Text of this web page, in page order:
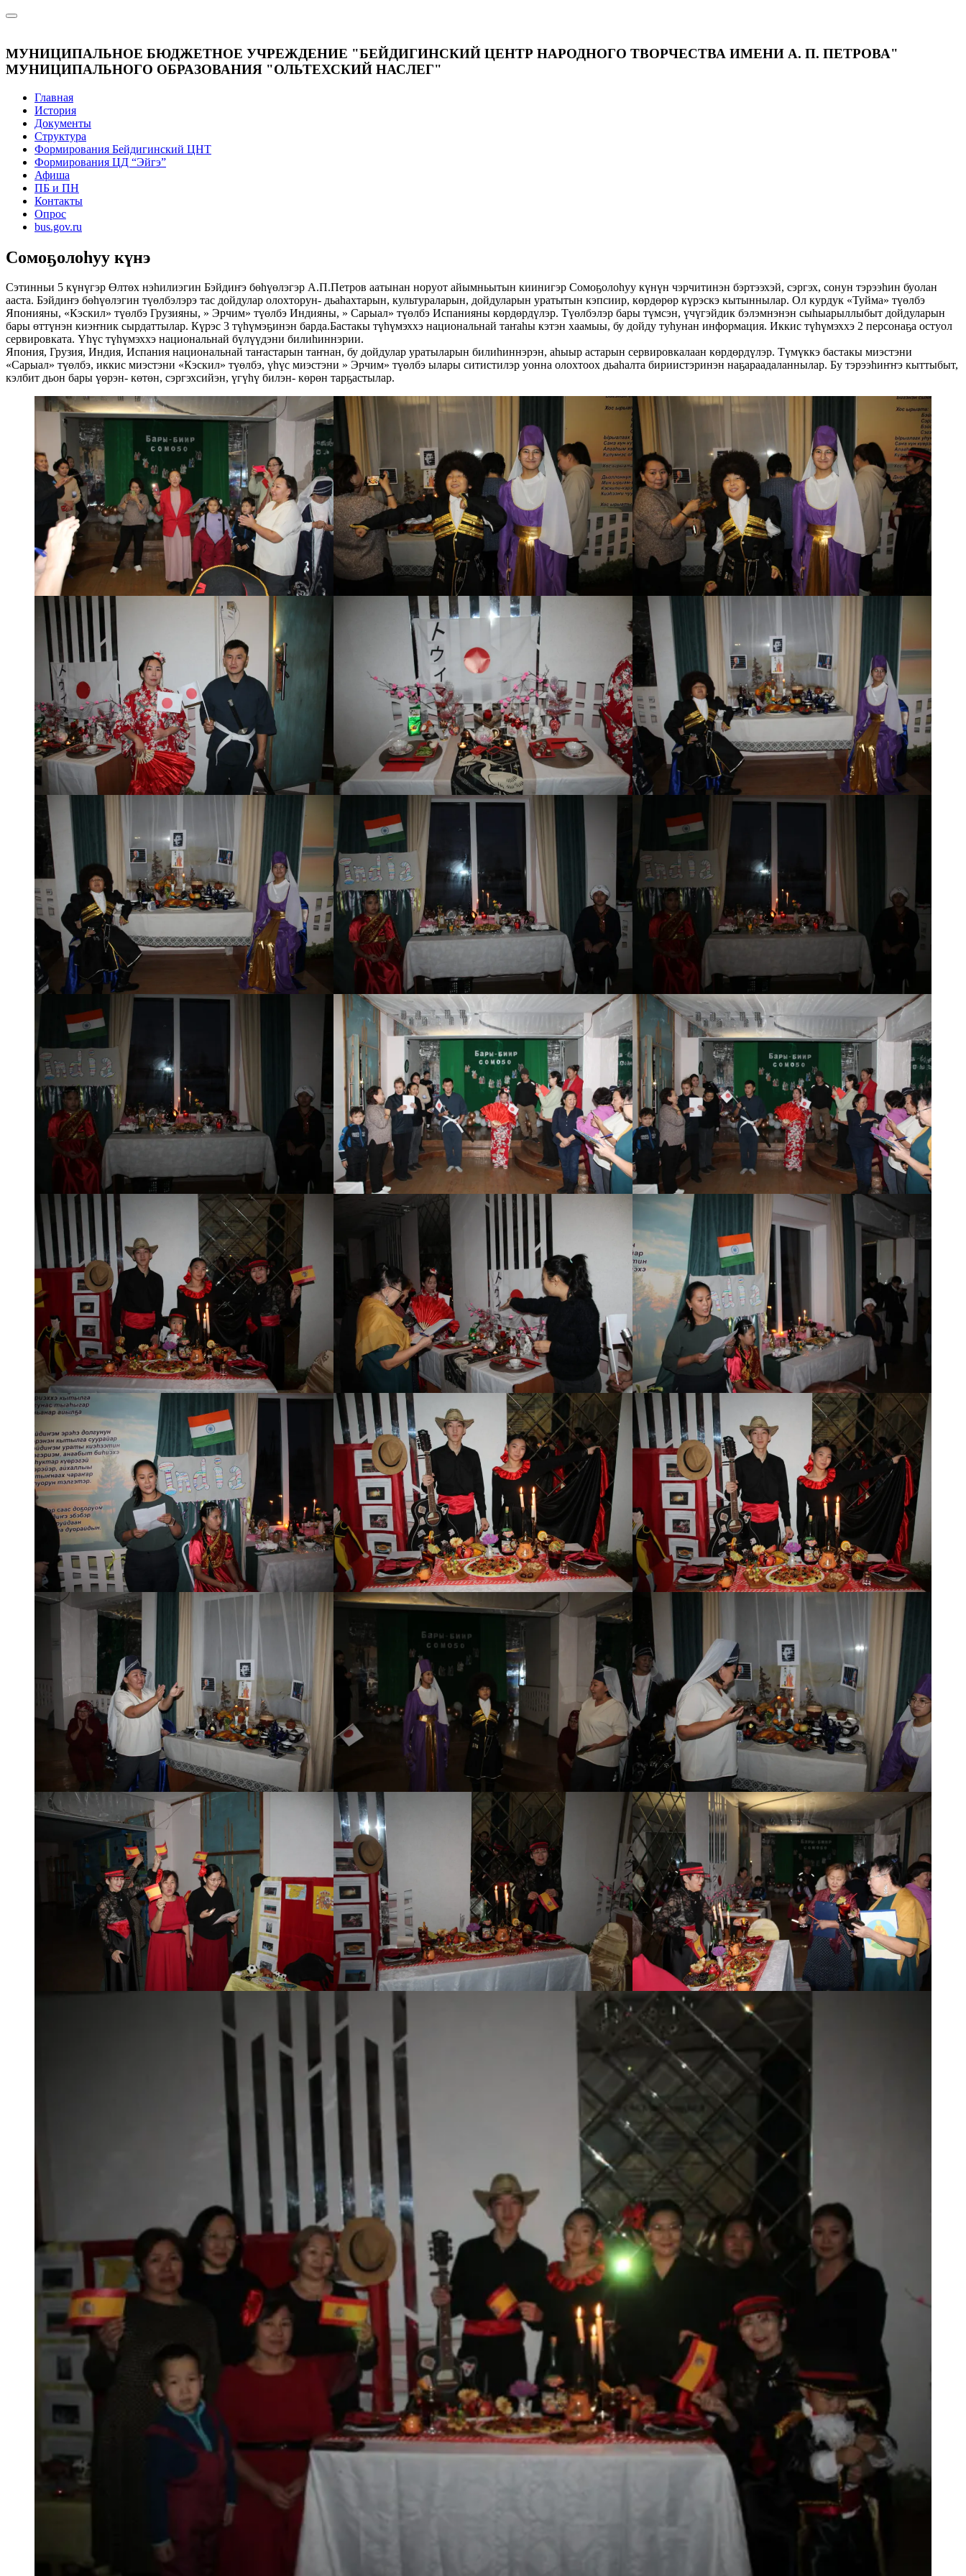
МУНИЦИПАЛЬНОЕ БЮДЖЕТНОЕ УЧРЕЖДЕНИЕ "БЕЙДИГИНСКИЙ ЦЕНТР НАРОДНОГО ТВОРЧЕСТВА ИМЕНИ А. П. ПЕТРОВА"
МУНИЦИПАЛЬНОГО ОБРАЗОВАНИЯ "ОЛЬТЕХСКИЙ НАСЛЕГ"
Главная
История
Документы
Структура
Формирования Бейдигинский ЦНТ
Формирования ЦД “Эйгэ”
Афиша
ПБ и ПН
Контакты
Опрос
bus.gov.ru
Сомоҕолоһуу күнэ
Сэтинньи 5 күнүгэр Өлтөх нэһилиэгин Бэйдиҥэ бөһүөлэгэр А.П.Петров аатынан норуот айымньытын киинигэр Сомоҕолоһуу күнүн чэрчитинэн бэртээхэй, сэргэх, сонун тэрээһин буолан
ааста. Бэйдиҥэ бөһүөлэгин түөлбэлэрэ тас дойдулар олохторун- дьаһахтарын, культураларын, дойдуларын уратытын кэпсиир, көрдөрөр күрэскэ кытыннылар. Ол курдук «Туйма» түөлбэ
Японияны, «Кэскил» түөлбэ Грузияны, » Эрчим» түөлбэ Индияны, » Сарыал» түөлбэ Испанияны көрдөрдүлэр. Түөлбэлэр бары түмсэн, үчүгэйдик бэлэмнэнэн сыһыарыллыбыт дойдуларын
бары өттүнэн киэҥник сырдаттылар. Күрэс 3 түһүмэҕинэн барда.Бастакы түһүмэххэ национальнай таҥаһы кэтэн хаамыы, бу дойду туһунан информация. Иккис түһүмэххэ 2 персонаҕа остуол
сервировката. Үһүс түһүмэххэ национальнай бүлүүдэни билиһиннэрии.
Япония, Грузия, Индия, Испания национальнай таҥастарын таҥнан, бу дойдулар уратыларын билиһиннэрэн, аһыыр астарын сервировкалаан көрдөрдүлэр. Түмүккэ бастакы миэстэни
«Сарыал» түөлбэ, иккис миэстэни «Кэскил» түөлбэ, үһүс миэстэни » Эрчим» түөлбэ ылары ситистилэр уонна олохтоох дьаһалта бириистэринэн наҕараадаланнылар. Бу тэрээһиҥҥэ кыттыбыт,
кэлбит дьон бары үөрэн- көтөн, сэргэхсийэн, үгүһү билэн- көрөн тарҕастылар.